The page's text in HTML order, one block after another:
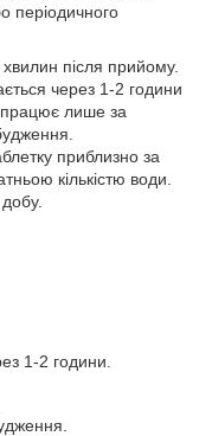
періодичного
після прийому.
через 1-2 години
працює лише за
приблизно за
кількістю води.
1-2 години.